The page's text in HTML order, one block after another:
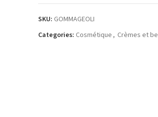
SKU: GOMMAGEOLI
Categories: Cosmétique, Crèmes et